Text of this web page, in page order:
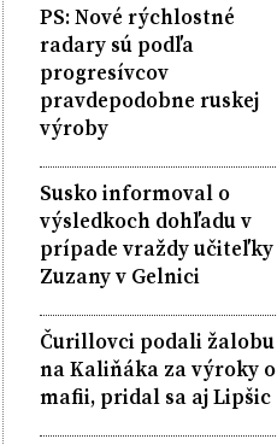
PS: Nové rýchlostné
radary sú podľa
progresívcov
pravdepodobne ruskej
výroby
Susko informoval o
výsledkoch dohľadu v
prípade vraždy učiteľky
Zuzany v Gelnici
Čurillovci podali žalobu
na Kaliňáka za výroky o
mafii, pridal sa aj Lipšic